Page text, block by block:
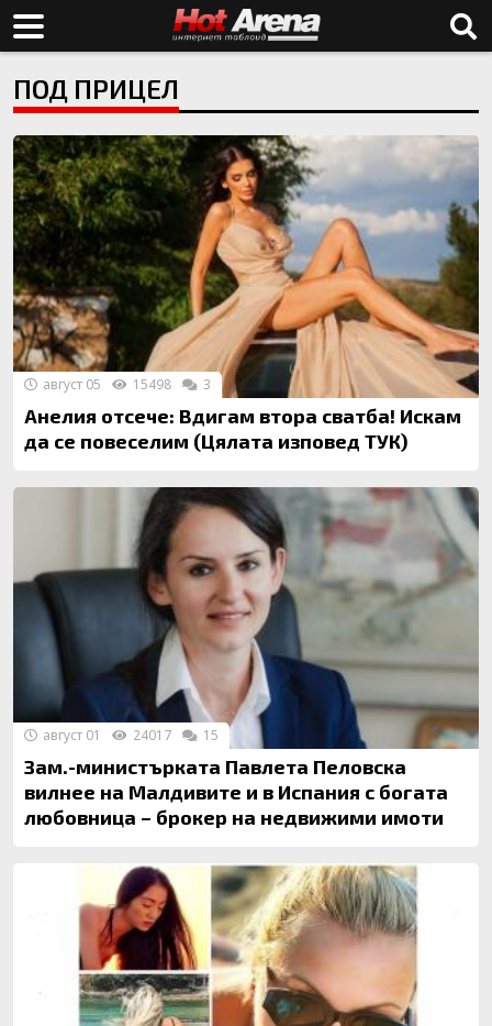
ПОД ПРИЦЕЛ
Анелия отсече: Вдигам втора сватба! Искам
да се повеселим (Цялата изповед ТУК)
август 05 15498 3
Зам.-министърката Павлета Пеловска
вилнее на Малдивите и в Испания с богата
любовница – брокер на недвижими имоти
август 01 24017 15